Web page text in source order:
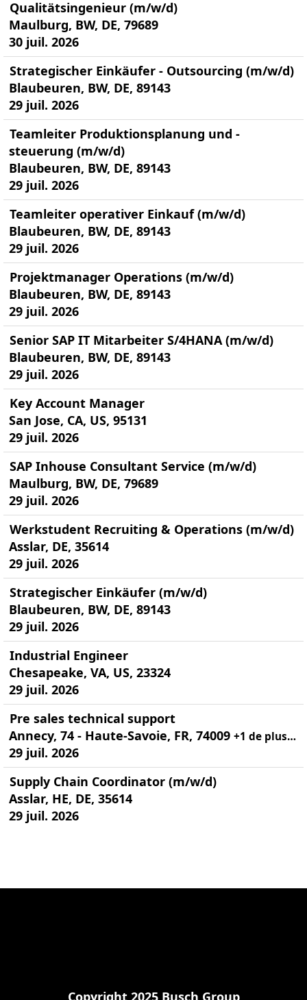
Qualitätsingenieur (m/w/d)
Maulburg, BW, DE, 79689
30 juil. 2026
Strategischer Einkäufer - Outsourcing (m/w/d)
Blaubeuren, BW, DE, 89143
29 juil. 2026
Teamleiter Produktionsplanung und -
steuerung (m/w/d)
Blaubeuren, BW, DE, 89143
29 juil. 2026
Teamleiter operativer Einkauf (m/w/d)
Blaubeuren, BW, DE, 89143
29 juil. 2026
Projektmanager Operations (m/w/d)
Blaubeuren, BW, DE, 89143
29 juil. 2026
Senior SAP IT Mitarbeiter S/4HANA (m/w/d)
Blaubeuren, BW, DE, 89143
29 juil. 2026
Key Account Manager
San Jose, CA, US, 95131
29 juil. 2026
SAP Inhouse Consultant Service (m/w/d)
Maulburg, BW, DE, 79689
29 juil. 2026
Werkstudent Recruiting & Operations (m/w/d)
Asslar, DE, 35614
29 juil. 2026
Strategischer Einkäufer (m/w/d)
Blaubeuren, BW, DE, 89143
29 juil. 2026
Industrial Engineer
Chesapeake, VA, US, 23324
29 juil. 2026
Pre sales technical support
Annecy, 74 - Haute-Savoie, FR, 74009 +1 de plus…
29 juil. 2026
Supply Chain Coordinator (m/w/d)
Asslar, HE, DE, 35614
29 juil. 2026
Copyright 2025 Busch Group